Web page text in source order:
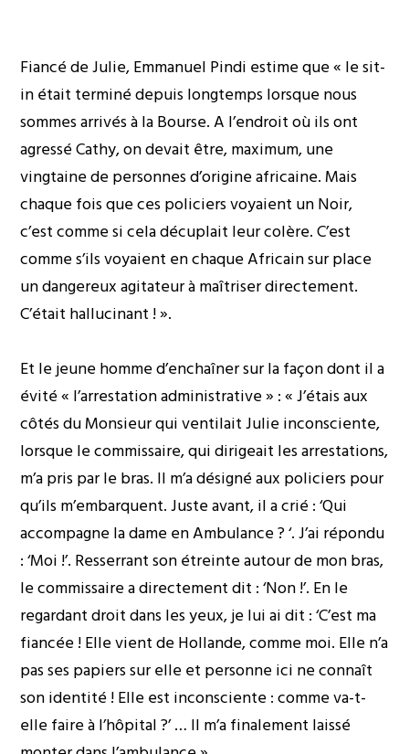
Fiancé de Julie, Emmanuel Pindi estime que « le sit-
in était terminé depuis longtemps lorsque nous
sommes arrivés à la Bourse. A l’endroit où ils ont
agressé Cathy, on devait être, maximum, une
vingtaine de personnes d’origine africaine. Mais
chaque fois que ces policiers voyaient un Noir,
c’est comme si cela décuplait leur colère. C’est
comme s’ils voyaient en chaque Africain sur place
un dangereux agitateur à maîtriser directement.
C’était hallucinant ! ».
Et le jeune homme d’enchaîner sur la façon dont il a
évité « l’arrestation administrative » : « J’étais aux
côtés du Monsieur qui ventilait Julie inconsciente,
lorsque le commissaire, qui dirigeait les arrestations,
m’a pris par le bras. Il m’a désigné aux policiers pour
qu’ils m’embarquent. Juste avant, il a crié : ‘Qui
accompagne la dame en Ambulance ? ‘. J’ai répondu
: ‘Moi !’. Resserrant son étreinte autour de mon bras,
le commissaire a directement dit : ‘Non !’. En le
regardant droit dans les yeux, je lui ai dit : ‘C’est ma
fiancée ! Elle vient de Hollande, comme moi. Elle n’a
pas ses papiers sur elle et personne ici ne connaît
son identité ! Elle est inconsciente : comme va-t-
elle faire à l’hôpital ?’ … Il m’a finalement laissé